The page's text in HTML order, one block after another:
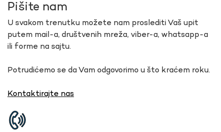
Pišite nam
U svakom trenutku možete nam proslediti Vaš upit
putem mail-a, društvenih mreža, viber-a, whatsapp-a
ili forme na sajtu.
Potrudićemo se da Vam odgovorimo u što kraćem roku.
Kontaktirajte nas